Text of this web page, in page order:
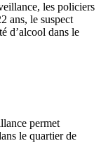
les policiers
ans, le suspect
d’alcool dans le
permet
le quartier de